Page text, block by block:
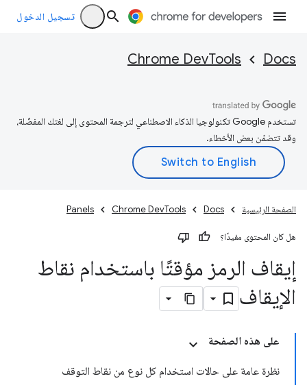
تسجيل الدخول
Docs
Chrome DevTools
تستخدم Google تكنولوجيا الذكاء الاصطناعي لترجمة المحتوى إلى لغتك المفضّلة،
وقد تتضمّن بعض الأخطاء.
الصفحة الرئيسية Docs
Chrome DevTools
Panels
هل كان المحتوى مفيدًا؟
إيقاف الرمز مؤقتًا باستخدام نقاط
الإيقاف
على هذه الصفحة
نظرة عامة على حالات استخدام كل نوع من نقاط التوقف